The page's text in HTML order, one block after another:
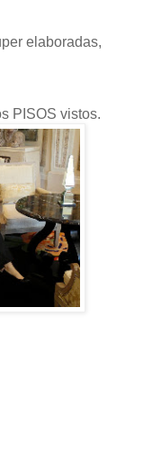
elaboradas,
PISOS vistos.